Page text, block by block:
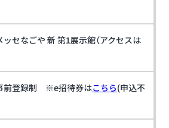
セなごや 新 第1展示館（アクセスは
前登録制 ※e招待券はこちら(申込不